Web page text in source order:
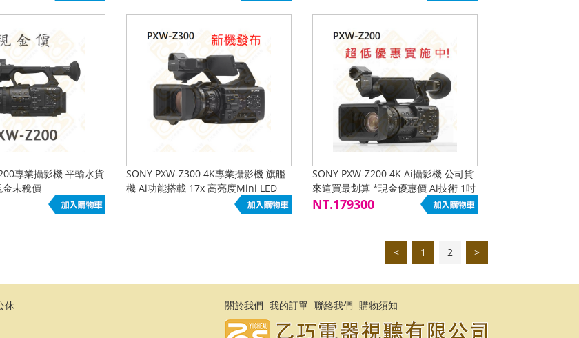
專業攝影機 平輸水貨
未稅價
SONY PXW-Z300 4K專業攝影機 旗艦
機 Ai功能搭載 17x 高亮度Mini LED
SONY PXW-Z200 4K Ai攝影機 公司貨
來這買最划算 *現金優惠價 Ai技術 1吋
20x 12G-SDI HDR
NT.179300
< 1 2 >
休
關於我們 我的訂單 聯絡我們 購物須知